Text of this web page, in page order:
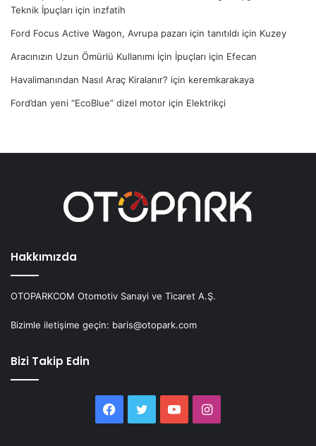
Teknik İpuçları için inzfatih
Ford Focus Active Wagon, Avrupa pazarı için tanıtıldı için Kuzey
Aracınızın Uzun Ömürlü Kullanımı İçin İpuçları için Efecan
Havalimanından Nasıl Araç Kiralanır? için keremkarakaya
Ford’dan yeni “EcoBlue” dizel motor için Elektrikçi
Hakkımızda
OTOPARKCOM Otomotiv Sanayi ve Ticaret A.Ş.
Bizimle iletişime geçin: baris@otopark.com
Bizi Takip Edin
Facebook
Twitter YouTubeInstagram